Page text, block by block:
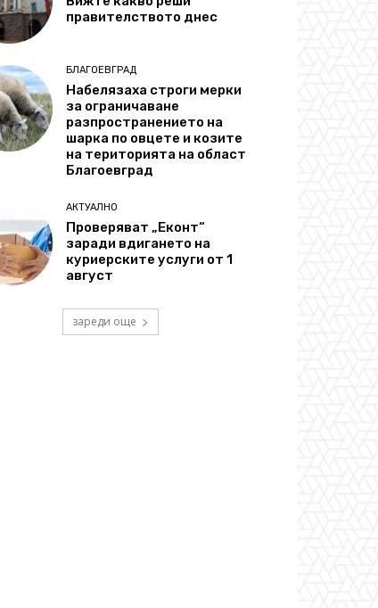
правителството днес
БЛАГОЕВГРАД
Набелязаха строги мерки
за ограничаване
разпространението на
шарка по овцете и козите
на територията на област
Благоевград
АКТУАЛНО
Проверяват „Еконт“
заради вдигането на
куриерските услуги от 1
август
зареди още